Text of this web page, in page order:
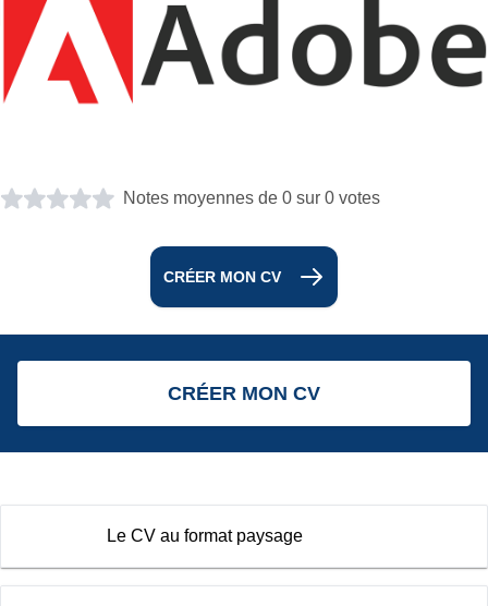
Notes moyennes de 0 sur 0 votes
CRÉER MON CV
CRÉER MON CV
Le CV au format paysage